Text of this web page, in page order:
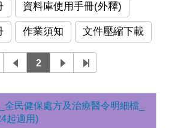
資料庫使用手冊(外釋)
作業須知 文件壓縮下載
2
全民健保處方及治療醫令明細檔_
起適用)